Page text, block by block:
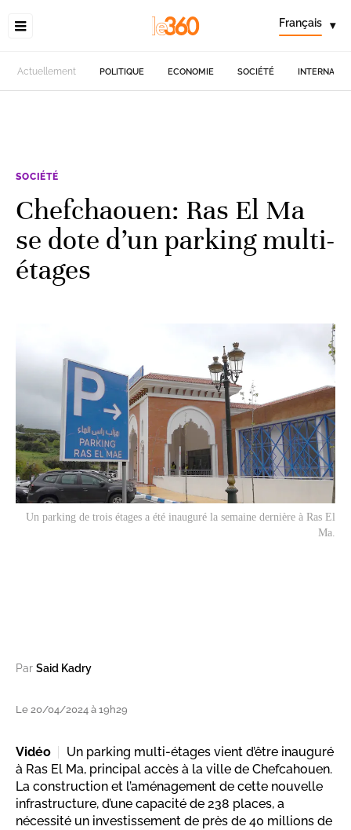
Français ▾
Actuellement POLITIQUE ECONOMIE SOCIÉTÉ
SOCIÉTÉ
Chefchaouen: Ras El Ma
se dote d’un parking multi-
étages
Un parking de trois étages a été inauguré la semaine dernière à Ras El
Ma.
Par Said Kadry
Le 20/04/2024 à 19h29
Vidéo
Un parking multi-étages vient d’être inauguré
à Ras El Ma, principal accès à la ville de Chefcahouen.
La construction et l’aménagement de cette nouvelle
infrastructure, d’une capacité de 238 places, a
nécessité un investissement de près de 40 millions de